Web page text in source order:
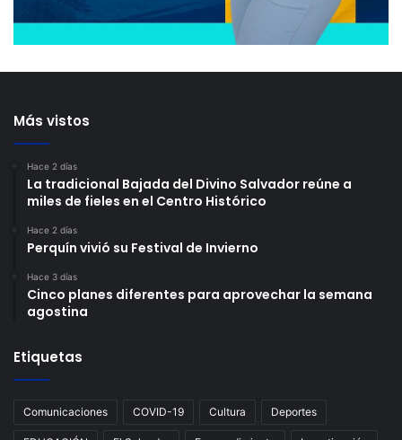
Más vistos
Hace 2 días
La tradicional Bajada del Divino Salvador reúne a
miles de fieles en el Centro Histórico
Hace 2 días
Perquín vivió su Festival de Invierno
Hace 3 días
Cinco planes diferentes para aprovechar la semana
agostina
Etiquetas
Comunicaciones COVID-19 Cultura Deportes